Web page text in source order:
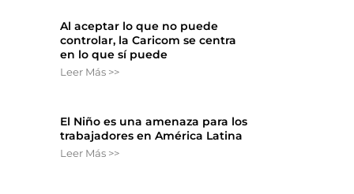
Al aceptar lo que no puede
controlar, la Caricom se centra
en lo que sí puede
Leer Más >>
El Niño es una amenaza para los
trabajadores en América Latina
Leer Más >>